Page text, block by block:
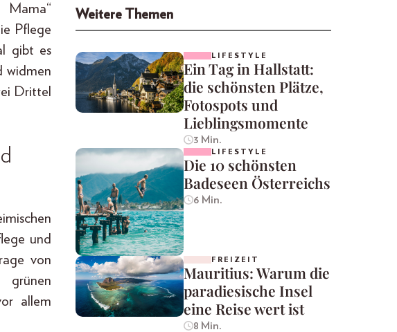
Pflege
gibt es
widmen
Drittel
und
von
grünen
allem
Weitere Themen
LIFESTYLE
Ein Tag in Hallstatt:
die schönsten Plätze,
Fotospots und
Lieblingsmomente
3 Min.
LIFESTYLE
Die 10 schönsten
Badeseen Österreichs
6 Min.
FREIZEIT
Mauritius: Warum die
paradiesische Insel
eine Reise wert ist
8 Min.